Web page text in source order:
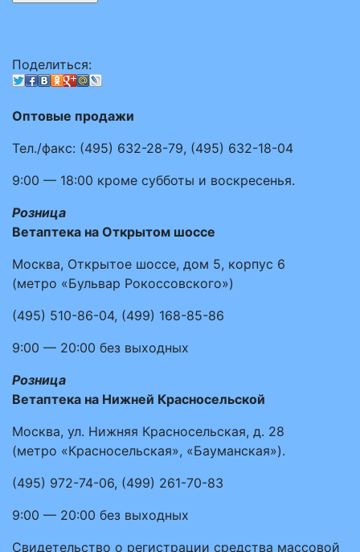
Поделиться:
Оптовые продажи
Тел./факс: (495) 632-28-79, (495) 632-18-04
9:00 — 18:00 кроме субботы и воскресенья.
Розница
Ветаптека на Открытом шоссе
Москва, Открытое шоссе, дом 5, корпус 6
(метро «Бульвар Рокоссовского»)
(495) 510-86-04, (499) 168-85-86
9:00 — 20:00 без выходных
Розница
Ветаптека на Нижней Красносельской
Москва, ул. Нижняя Красносельская, д. 28
(метро «Красносельская», «Бауманская»).
(495) 972-74-06, (499) 261-70-83
9:00 — 20:00 без выходных
Свидетельство о регистрации средства массовой